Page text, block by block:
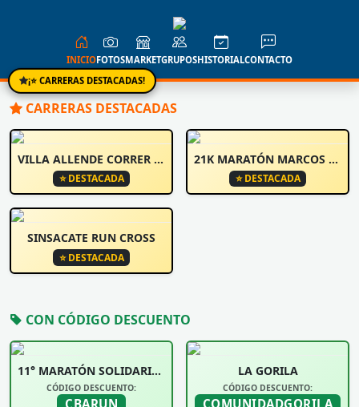
¡⭐ CARRERAS DESTACADAS!
INICIOFOTOSMARKETGRUPOSHISTORIALCONTACTO
CARRERAS DESTACADAS
VILLA ALLENDE CORRER Y CAMINA
⭐ DESTACADA
21K MARATÓN MARCOS JUÁREZ
⭐ DESTACADA
SINSACATE RUN CROSS
⭐ DESTACADA
CON CÓDIGO DESCUENTO
11° MARATÓN SOLIDARIA UNIVERSIDAD SIGLO 21
CÓDIGO DESCUENTO:
LA GORILA
CÓDIGO DESCUENTO: